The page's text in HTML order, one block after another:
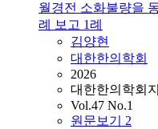
월경전 소화불량을
례 보고 1례
김양현
대한한의학회
2026
대한한의학회지
Vol.47 No.1
원문보기 2